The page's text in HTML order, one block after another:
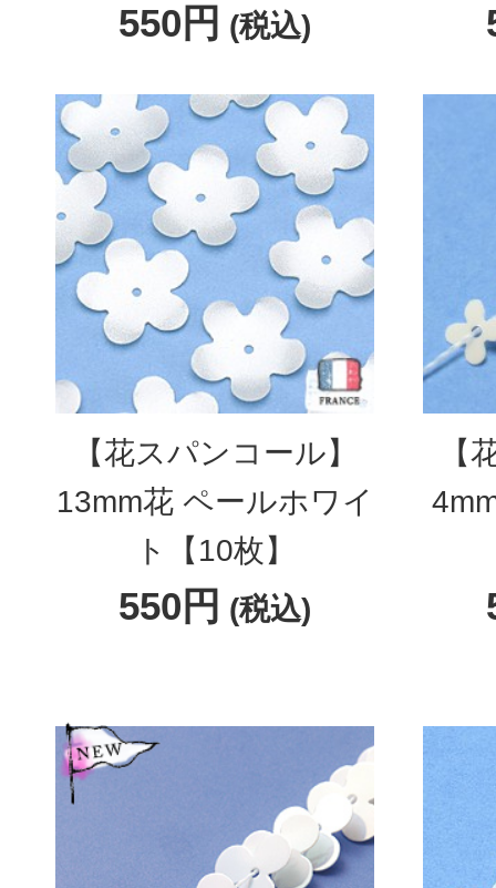
550円 (税込)
【花スパンコール】
13mm花 ペールホワイ
ト【10枚】
550円 (税込)
【